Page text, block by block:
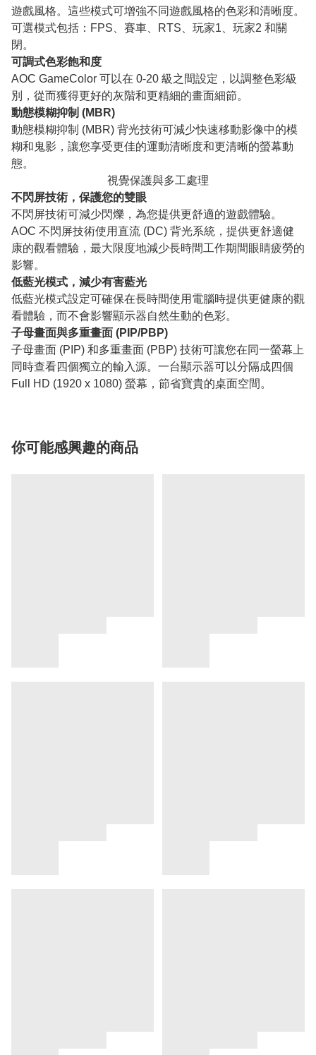
遊戲風格。這些模式可增強不同遊戲風格的色彩和清晰度。
可選模式包括：FPS、賽車、RTS、玩家1、玩家2 和關
閉。
可調式色彩飽和度
AOC GameColor 可以在 0-20 級之間設定，以調整色彩級
別，從而獲得更好的灰階和更精細的畫面細節。
動態模糊抑制 (MBR)
動態模糊抑制 (MBR) 背光技術可減少快速移動影像中的模
糊和鬼影，讓您享受更佳的運動清晰度和更清晰的螢幕動
態。
視覺保護與多工處理
不閃屏技術，保護您的雙眼
不閃屏技術可減少閃爍，為您提供更舒適的遊戲體驗。
AOC 不閃屏技術使用直流 (DC) 背光系統，提供更舒適健
康的觀看體驗，最大限度地減少長時間工作期間眼睛疲勞的
影響。
低藍光模式，減少有害藍光
低藍光模式設定可確保在長時間使用電腦時提供更健康的觀
看體驗，而不會影響顯示器自然生動的色彩。
子母畫面與多重畫面 (PIP/PBP)
子母畫面 (PIP) 和多重畫面 (PBP) 技術可讓您在同一螢幕上
同時查看四個獨立的輸入源。一台顯示器可以分隔成四個
Full HD (1920 x 1080) 螢幕，節省寶貴的桌面空間。
你可能感興趣的商品